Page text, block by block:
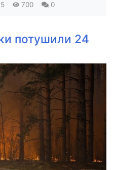
700 0
потушили 24